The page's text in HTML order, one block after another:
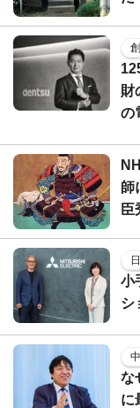
財
の
師
臣
小
シ
な
に